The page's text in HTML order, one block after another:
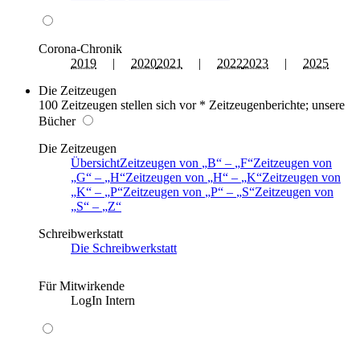
Corona-Chronik
2019 | 20202021 | 20222023 | 2025
Die Zeitzeugen
100 Zeitzeugen stellen sich vor * Zeitzeugenberichte; unsere
Bücher
Die Zeitzeugen
ÜbersichtZeitzeugen von B – F Zeitzeugen von
G
– H Zeitzeugen von H – K Zeitzeugen von
K
– P Zeitzeugen von P – S Zeitzeugen von
S
–
Z
Schreibwerkstatt
Die Schreibwerkstatt
Für Mitwirkende
LogIn Intern